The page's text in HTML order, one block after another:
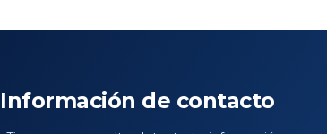
Información de contacto